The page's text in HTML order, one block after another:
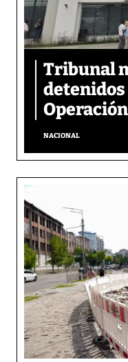
Tribunal
detenidos
NACIONAL